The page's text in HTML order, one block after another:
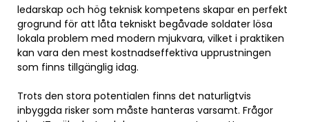
ledarskap och hög teknisk kompetens skapar en perfekt
grogrund för att låta tekniskt begåvade soldater lösa
lokala problem med modern mjukvara, vilket i praktiken
kan vara den mest kostnadseffektiva upprustningen
som finns tillgänglig idag.
Trots den stora potentialen finns det naturligtvis
inbyggda risker som måste hanteras varsamt. Frågor